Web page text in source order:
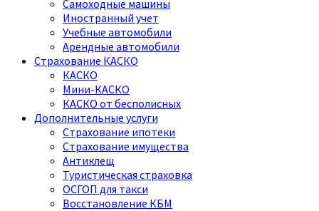
Самоходные машины
Иностранный учет
Учебные автомобили
Арендные автомобили
Страхование КАСКО
КАСКО
Мини-КАСКО
КАСКО от бесполисных
Дополнительные услуги
Страхование ипотеки
Страхование имущества
Антиклещ
Туристическая страховка
ОСГОП для такси
Восстановление КБМ